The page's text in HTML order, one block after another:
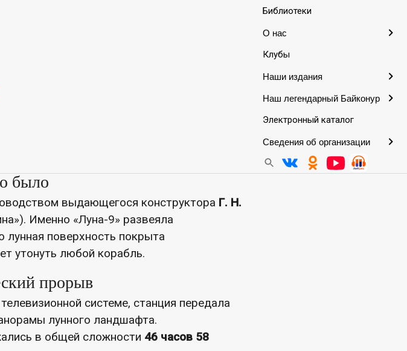
Библиотеки
О нас
Клубы
Наши издания
Наш легендарный Байконур
Электронный каталог
Сведения об организации
лунную поверхность
приглашает читателей
было
выдающегося конструктора Г. Н.
Именно «Луна-9» развеяла
лунная поверхность покрыта
утонуть любой корабль.
прорыв
системе, станция передала
лунного ландшафта.
в общей сложности 46 часов 58